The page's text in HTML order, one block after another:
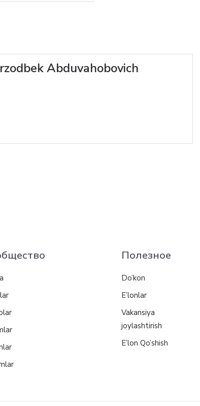
Abduvahobovich
Полезное
Do’kon
E’lonlar
Vakansiya
joylashtirish
E’lon Qo’shish